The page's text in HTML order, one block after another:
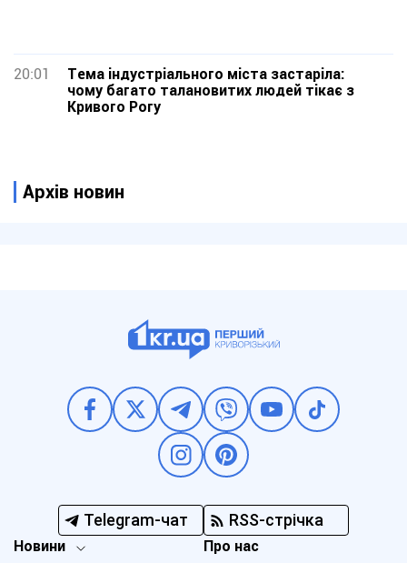
20:01
Тема індустріального міста застаріла:
чому багато талановитих людей тікає з
Кривого Рогу
Архів новин
Telegram-чат RSS-стрічка
Новини Про нас